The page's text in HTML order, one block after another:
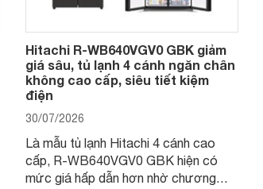
Hitachi R-WB640VGV0 GBK giảm
giá sâu, tủ lạnh 4 cánh ngăn chân
không cao cấp, siêu tiết kiệm
điện
30/07/2026
Là mẫu tủ lạnh Hitachi 4 cánh cao
cấp, R-WB640VGV0 GBK hiện có
mức giá hấp dẫn hơn nhờ chương